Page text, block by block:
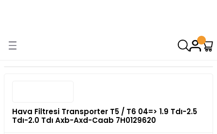
Hava Filtresi Transporter T5 / T6 04=> 1.9 Tdı-2.5
Tdı-2.0 Tdı Axb-Axd-Caab 7H0129620